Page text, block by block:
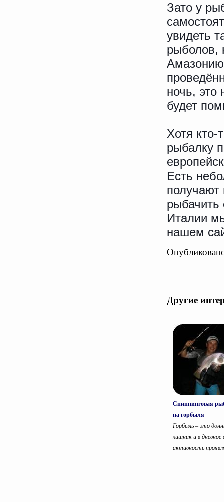
Зато у
увидеть
рыболов,
ночь, это
будет
Хотя кто-
рыбалку
Есть
получают
Италии
нашем
Другие
Спиннинговая
на горбыля
Горбыль – это
хищник и в дневное
активность